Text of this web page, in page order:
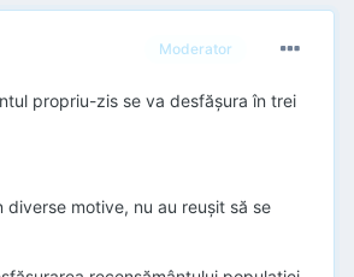
Moderator
propriu-zis se va desfășura în trei
motive, nu au reușit să se